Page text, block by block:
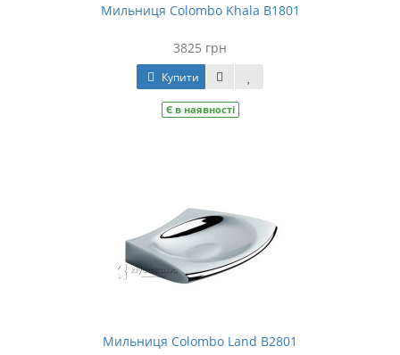
Мильниця Colombo Khala B1801
3825 грн
Купити
Є в наявності
Мильниця Colombo Land B2801